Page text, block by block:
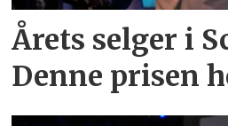
Årets selger i
Denne prisen